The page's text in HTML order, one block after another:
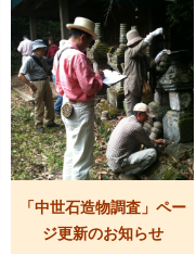
「中世石造物調査」ペー
ジ更新のお知らせ